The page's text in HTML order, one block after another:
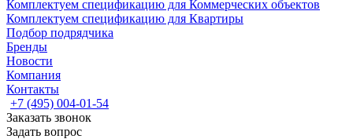
Комплектуем спецификацию для Коммерческих объектов
Комплектуем спецификацию для Квартиры
Подбор подрядчика
Бренды
Новости
Компания
Контакты
+7 (495) 004-01-54
Заказать звонок
Задать вопрос